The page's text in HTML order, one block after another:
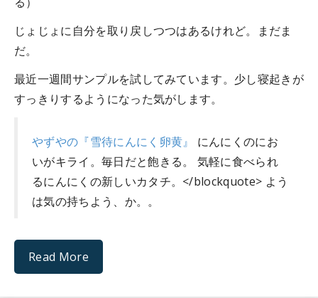
じょじょに自分を取り戻しつつはあるけれど。まだま
だ。
最近一週間サンプルを試してみています。少し寝起きが
すっきりするようになった気がします。
やずやの『雪待にんにく卵黄』
にんにくのにお
いがキライ。毎日だと飽きる。 気軽に食べられ
るにんにくの新しいカタチ。</blockquote> よう
は気の持ちよう、か。。
Read More